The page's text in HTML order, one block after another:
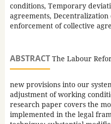
conditions, Temporary
agreements,
enforcement of collective
ABSTRACTThe Labour
new provisions into our
adjustment of working
research paper covers the
implemented in the legal